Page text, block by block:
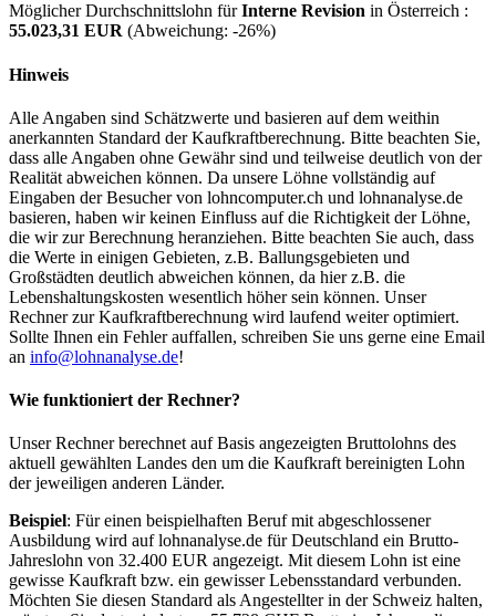
Möglicher Durchschnittslohn fürInterne Revision in Österreich :
55.023,31 EUR (Abweichung: -26%)
Hinweis
Alle Angaben sind Schätzwerte und basieren auf dem weithin
anerkannten Standard der Kaufkraftberechnung. Bitte beachten Sie,
dass alle Angaben ohne Gewähr sind und teilweise deutlich von der
Realität abweichen können. Da unsere Löhne vollständig auf
Eingaben der Besucher von lohncomputer.ch und lohnanalyse.de
basieren, haben wir keinen Einfluss auf die Richtigkeit der Löhne,
die wir zur Berechnung heranziehen. Bitte beachten Sie auch, dass
die Werte in einigen Gebieten, z.B. Ballungsgebieten und
Großstädten deutlich abweichen können, da hier z.B. die
Lebenshaltungskosten wesentlich höher sein können. Unser
Rechner zur Kaufkraftberechnung wird laufend weiter optimiert.
Sollte Ihnen ein Fehler auffallen, schreiben Sie uns gerne eine Email
an info@lohnanalyse.de!
Wie funktioniert der Rechner?
Unser Rechner berechnet auf Basis angezeigten Bruttolohns des
aktuell gewählten Landes den um die Kaufkraft bereinigten Lohn
der jeweiligen anderen Länder.
Beispiel: Für einen beispielhaften Beruf mit abgeschlossener
Ausbildung wird auf lohnanalyse.de für Deutschland ein Brutto-
Jahreslohn von 32.400 EUR angezeigt. Mit diesem Lohn ist eine
gewisse Kaufkraft bzw. ein gewisser Lebensstandard verbunden.
Möchten Sie diesen Standard als Angestellter in der Schweiz halten,